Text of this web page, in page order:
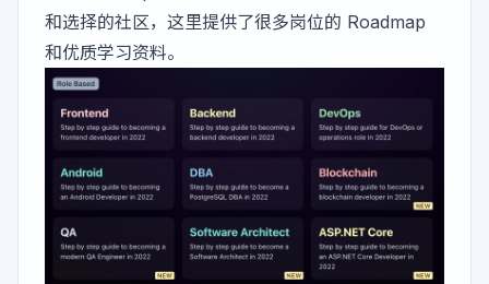
和选择的社区，这里提供了很多岗位的 Roadmap
和优质学习资料。